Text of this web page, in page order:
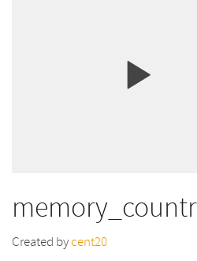
Created bycent20